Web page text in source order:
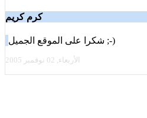
كرم كريم
شكرا على الموقع الجميل ;-)
الأربعاء, 02 نوفمبر 2005